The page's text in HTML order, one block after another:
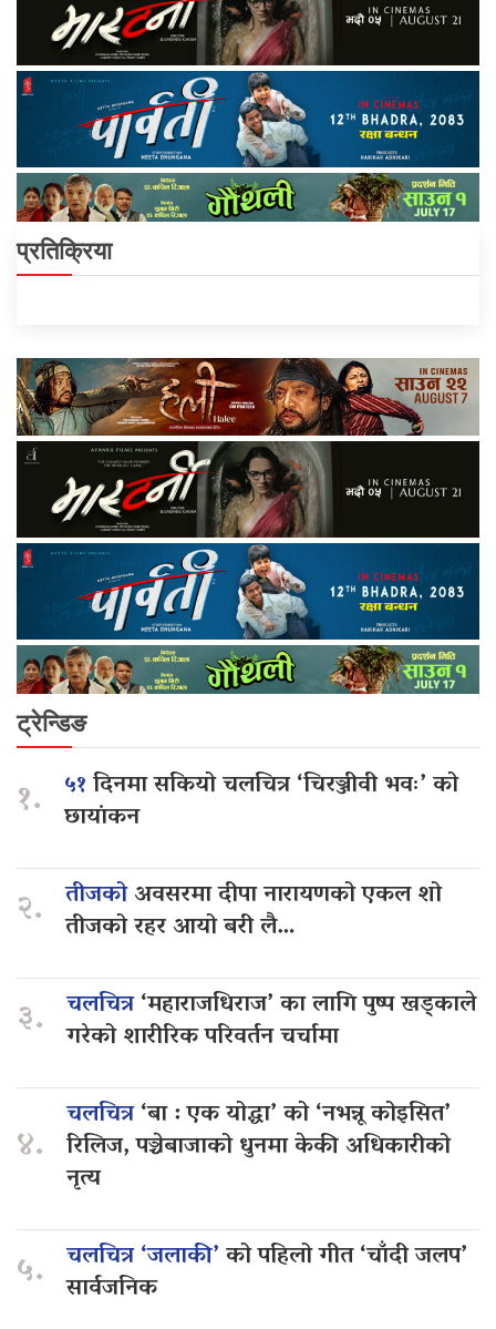
प्रतिक्रिया
ट्रेन्डिङ
१. ५१दिनमा सकियो चलचित्र ‘चिरञ्जीवी भवः’ को
छायांकन
२. तीजकोअवसरमा दीपा नारायणको एकल शो
तीजको रहर आयो बरी लै…
३. चलचित्र‘महाराजधिराज’ का लागि पुष्प खड्काले
गरेको शारीरिक परिवर्तन चर्चामा
४.
चलचित्र‘बा : एक योद्धा’ को ‘नभन्नू कोइसित’
रिलिज, पञ्चेबाजाको धुनमा केकी अधिकारीको
नृत्य
५. चलचित्र ‘जलाकी’को पहिलो गीत ‘चाँदी जलप’
सार्वजनिक